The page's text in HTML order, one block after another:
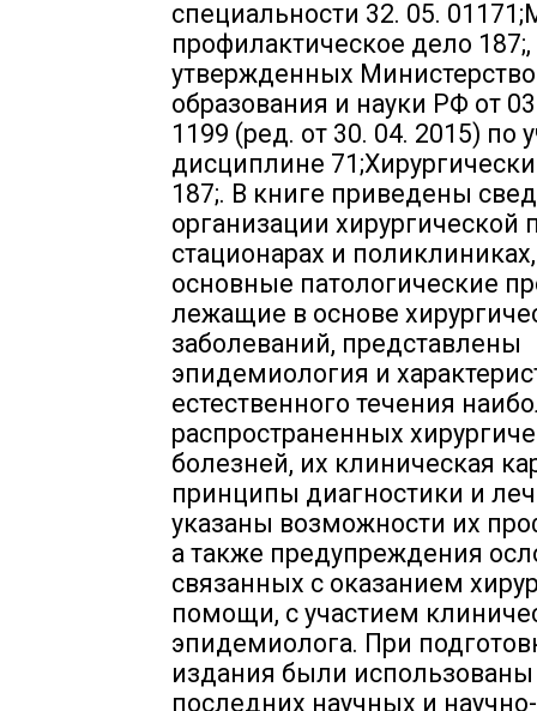
специальности 32. 05.
профилактическое дело 187;,
утвержденных
образования и науки РФ от
1199 (ред. от 30. 04. 2015) по
дисциплине
187;. В книге приведены
организации
стационарах и
основные патологические
лежащие в основе
заболеваний, представлены
эпидемиология и
естественного течения
распространенных
болезней, их клиническая
принципы диагностики и
указаны возможности их
а также предупреждения
связанных с оказанием
помощи, с участием
эпидемиолога. При
издания были
последних научных и научно-